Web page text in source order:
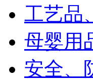
工艺品
母婴用
安全、